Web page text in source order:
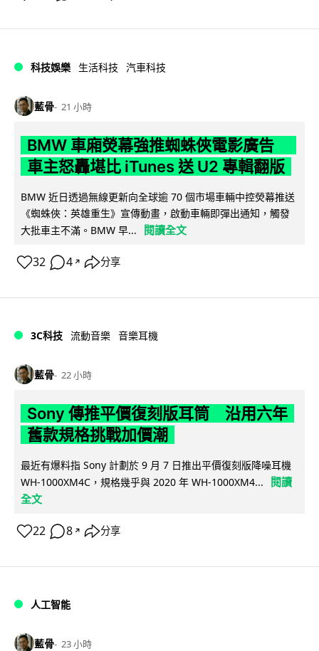
科技娛樂 生活科技 汽車科技
藍骨 21 小時
BMW 車廂熒幕強推蜘蛛俠電影廣告
車主怒轟堪比 iTunes 送 U2 專輯翻版
BMW 近日透過無線更新向全球逾 70 個市場車輛中控熒幕推送
《蜘蛛俠：英雄重生》宣傳動畫，啟動車輛即彈出通知，觸發
大批車主不滿。BMW 早...
閱讀全文
32 4 ↗ 分享
3C科技 流動音樂 音樂耳機
藍骨 22 小時
Sony 傳推平價復刻版耳筒 沿用六年
舊款規格挑戰加價潮
最近有爆料指 Sony 計劃於 9 月 7 日推出平價復刻版降噪耳機
WH-1000XM4C，規格幾乎與 2020 年 WH-1000XM4...
閱讀
全文
22 8 ↗ 分享
人工智能
藍骨 23 小時